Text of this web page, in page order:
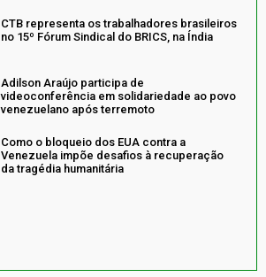
CTB representa os trabalhadores brasileiros
no 15º Fórum Sindical do BRICS, na Índia
Adilson Araújo participa de
videoconferência em solidariedade ao povo
venezuelano após terremoto
Como o bloqueio dos EUA contra a
Venezuela impõe desafios à recuperação
da tragédia humanitária